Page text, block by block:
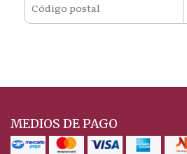
MEDIOS DE PAGO